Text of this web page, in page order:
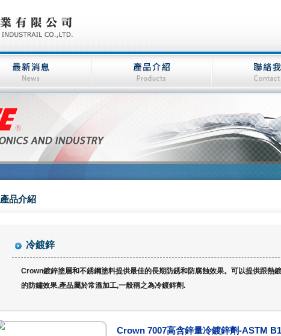
產品介紹
冷鍍鋅
Crown鍍鋅塗層和不銹鋼塗料提供最佳的長期防銹和防腐蝕效果。可以提供跟熱
的防鏽效果,產品屬於常溫加工,一般稱之為冷鍍鋅劑.
Crown 7007高含鋅量冷鍍鋅劑-ASTM